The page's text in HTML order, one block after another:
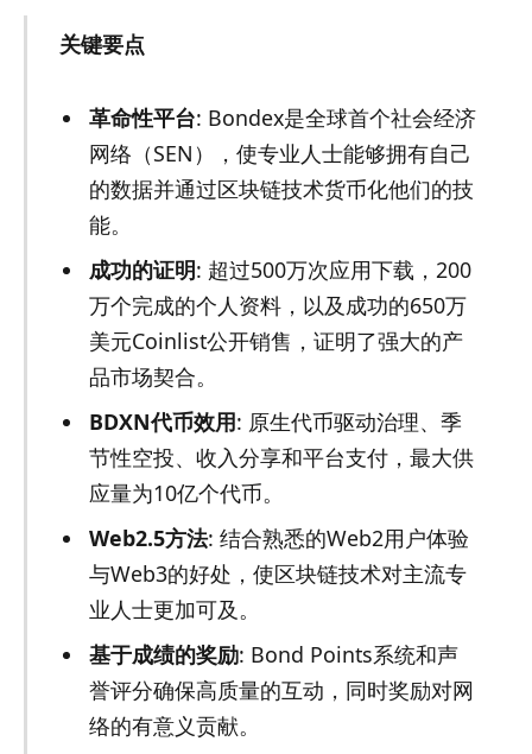
关键要点
革命性平台: Bondex是全球首个社会经济
网络（SEN），使专业人士能够拥有自己
的数据并通过区块链技术货币化他们的技
能。
成功的证明: 超过500万次应用下载，200
万个完成的个人资料，以及成功的650万
美元Coinlist公开销售，证明了强大的产
品市场契合。
BDXN代币效用: 原生代币驱动治理、季
节性空投、收入分享和平台支付，最大供
应量为10亿个代币。
Web2.5方法: 结合熟悉的Web2用户体验
与Web3的好处，使区块链技术对主流专
业人士更加可及。
基于成绩的奖励: Bond Points系统和声
誉评分确保高质量的互动，同时奖励对网
络的有意义贡献。